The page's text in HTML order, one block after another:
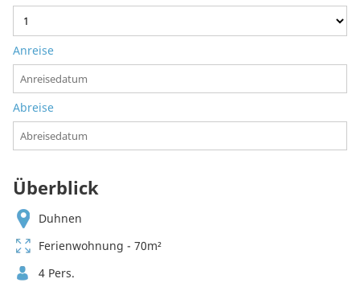
Anreise
Abreise
Überblick
Duhnen
Ferienwohnung - 70m²
4 Pers.